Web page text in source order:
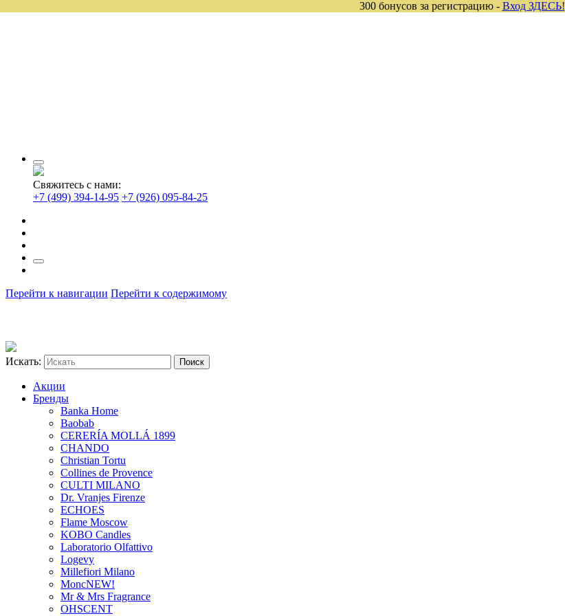
Свяжитесь с нами:
+7 (499) 394-14-95 +7 (926) 095-84-25
Перейти к навигации Перейти к содержимому
Искать:
Акции
Бренды
Banka Home
Baobab
CERERÍA MOLLÁ 1899
CHANDO
Christian Tortu
Collines de Provence
CULTI MILANO
Dr. Vranjes Firenze
ECHOES
Flame Moscow
KOBO Candles
Laboratorio Olfattivo
Logevy
Millefiori Milano
MoncNEW!
Mr & Mrs Fragrance
OHSCENT
300 бонусов за регистрацию - Вход ЗДЕСЬ!